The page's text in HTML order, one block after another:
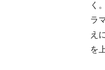
く
ラ
え
を